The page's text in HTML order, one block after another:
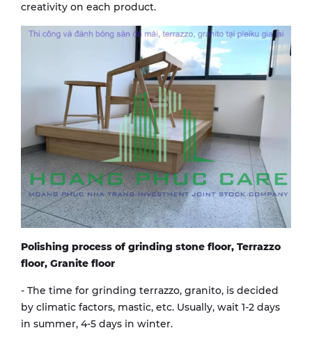
creativity on each product.
Polishing process of grinding stone floor, Terrazzo
floor, Granite floor
- The time for grinding terrazzo, granito, is decided
by climatic factors, mastic, etc. Usually, wait 1-2 days
in summer, 4-5 days in winter.